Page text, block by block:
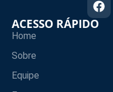
ACESSO RÁPIDO
Home
Sobre
Equipe